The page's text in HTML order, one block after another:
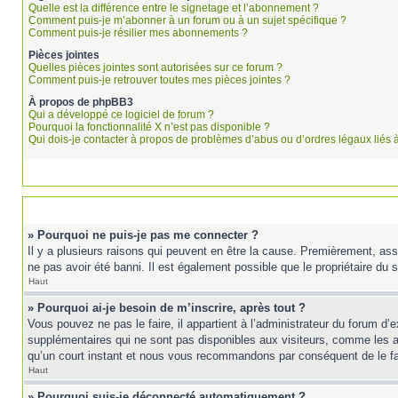
Quelle est la différence entre le signetage et l’abonnement ?
Comment puis-je m’abonner à un forum ou à un sujet spécifique ?
Comment puis-je résilier mes abonnements ?
Pièces jointes
Quelles pièces jointes sont autorisées sur ce forum ?
Comment puis-je retrouver toutes mes pièces jointes ?
À propos de phpBB3
Qui a développé ce logiciel de forum ?
Pourquoi la fonctionnalité X n’est pas disponible ?
Qui dois-je contacter à propos de problèmes d’abus ou d’ordres légaux liés
» Pourquoi ne puis-je pas me connecter ?
Il y a plusieurs raisons qui peuvent en être la cause. Premièrement,
ne pas avoir été banni. Il est également possible que le propriétaire
Haut
» Pourquoi ai-je besoin de m’inscrire, après tout ?
Vous pouvez ne pas le faire, il appartient à l’administrateur du forum
supplémentaires qui ne sont pas disponibles aux visiteurs, comme les
qu’un court instant et nous vous recommandons par conséquent de le
Haut